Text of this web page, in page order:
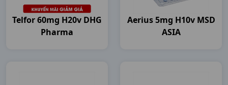
Telfor 60mg H20v DHG
Pharma
Aerius 5mg H10v MSD
ASIA